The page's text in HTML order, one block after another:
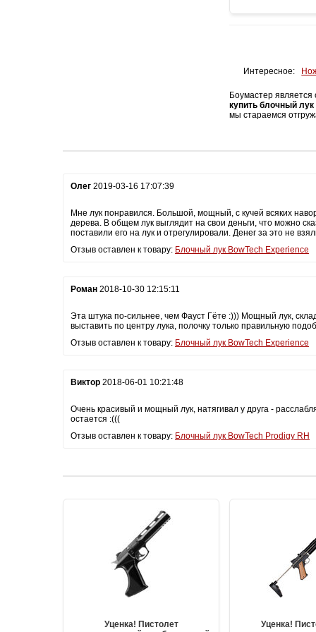
Интересное:
Боумастер
купить блочный
мы стараемся
Олег 2019-03-16 17:07:39
Мне лук понравился. Большой, мощный, с кучей всяких
дерева. В общем лук выглядит на свои деньги, что можно
поставили его на лук и отрегулировали. Денег за это не
Отзыв оставлен к товару: Блочный лук BowTech Experience
Роман 2018-10-30 12:15:11
Эта штука по-сильнее, чем Фауст Гёте :))) Мощный лук,
выставить по центру лука, полочку только правильную
Отзыв оставлен к товару: Блочный лук BowTech Experience
Виктор 2018-06-01 10:21:48
Очень красивый и мощный лук, натягивал у друга -
остается :(((
Отзыв оставлен к товару: Блочный лук BowTech Prodigy RH
Уценка! Пистолет
Уценка!